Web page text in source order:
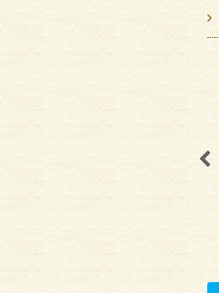
外壁塗装